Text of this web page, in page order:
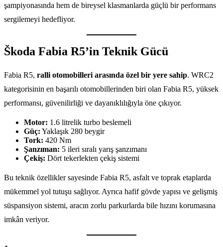
şampiyonasında hem de bireysel klasmanlarda güçlü bir performans
sergilemeyi hedefliyor.
Škoda Fabia R5’in Teknik Gücü
Fabia R5, ralli otomobilleri arasında özel bir yere sahip. WRC2
kategorisinin en başarılı otomobillerinden biri olan Fabia R5, yüksek
performansı, güvenilirliği ve dayanıklılığıyla öne çıkıyor.
Motor: 1.6 litrelik turbo beslemeli
Güç: Yaklaşık 280 beygir
Tork: 420 Nm
Şanzıman: 5 ileri sıralı yarış şanzımanı
Çekiş: Dört tekerlekten çekiş sistemi
Bu teknik özellikler sayesinde Fabia R5, asfalt ve toprak etaplarda
mükemmel yol tutuşu sağlıyor. Ayrıca hafif gövde yapısı ve gelişmiş
süspansiyon sistemi, aracın zorlu parkurlarda bile hızını korumasına
imkân veriyor.